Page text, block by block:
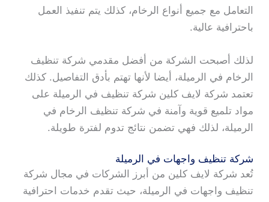
التعامل مع جميع أنواع الرخام، كذلك يتم تنفيذ العمل
باحترافية عالية.
لذلك أصبحت الشركة من أفضل مقدمي شركة تنظيف
الرخام في الرميلة، أيضا لأنها تهتم بأدق التفاصيل. كذلك
تعتمد شركة لايف كلين شركة تنظيف في الرميلة على
مواد تلميع قوية وآمنة في شركة تنظيف الرخام في
الرميلة، لذلك فهي تضمن نتائج تدوم لفترة طويلة.
شركة تنظيف واجهات في الرميلة
تُعد شركة لايف كلين من أبرز الشركات في مجال شركة
تنظيف واجهات في الرميلة، حيث تقدم خدمات احترافية